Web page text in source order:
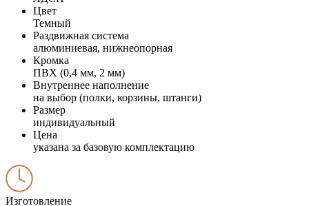
Цвет
Темный
Раздвижная система
алюминиевая, нижнеопорная
Кромка
ПВХ (0,4 мм, 2 мм)
Внутреннее наполнение
на выбор (полки, корзины, штанги)
Размер
индивидуальный
Цена
указана за базовую комплектацию
Изготовление